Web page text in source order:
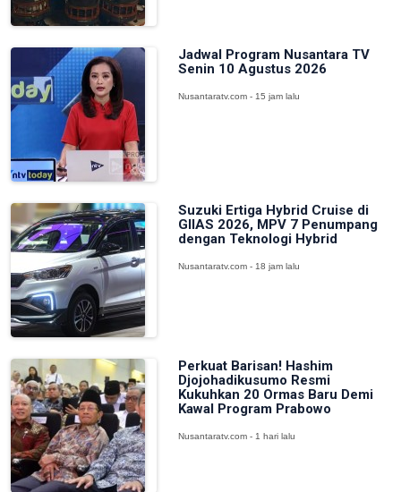
Jadwal Program Nusantara TV
Senin 10 Agustus 2026
Nusantaratv.com - 15 jam lalu
Suzuki Ertiga Hybrid Cruise di
GIIAS 2026, MPV 7 Penumpang
dengan Teknologi Hybrid
Nusantaratv.com - 18 jam lalu
Perkuat Barisan! Hashim
Djojohadikusumo Resmi
Kukuhkan 20 Ormas Baru Demi
Kawal Program Prabowo
Nusantaratv.com - 1 hari lalu